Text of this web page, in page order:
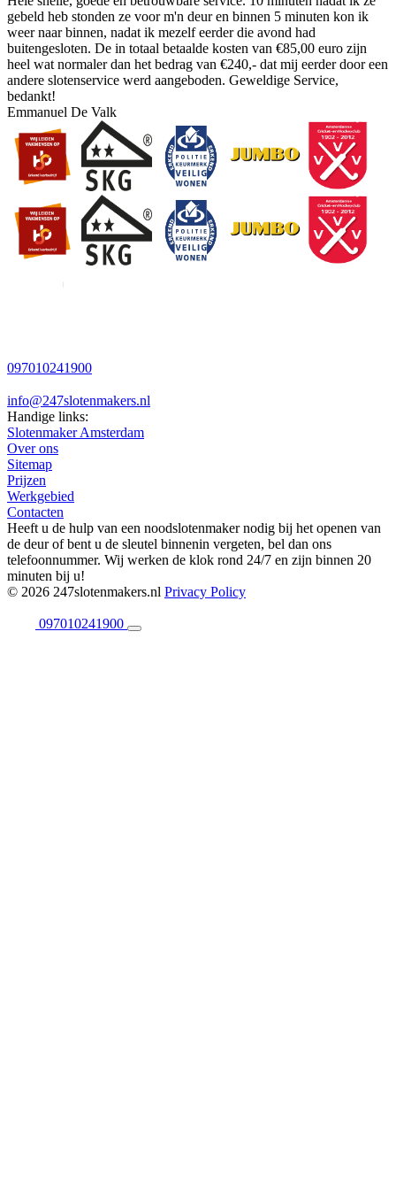
gebeld heb stonden ze voor m'n deur en binnen 5 minuten kon ik
weer naar binnen, nadat ik mezelf eerder die avond had
buitengesloten. De in totaal betaalde kosten van €85,00 euro zijn
heel wat normaler dan het bedrag van €240,- dat mij eerder door een
andere slotenservice werd aangeboden. Geweldige Service,
bedankt!
Emmanuel De Valk
097010241900
info@247slotenmakers.nl
Handige links:
Slotenmaker Amsterdam
Over ons
Sitemap
Prijzen
Werkgebied
Contacten
Heeft u de hulp van een noodslotenmaker nodig bij het openen van
de deur of bent u de sleutel binnenin vergeten, bel dan ons
telefoonnummer. Wij werken de klok rond 24/7 en zijn binnen 20
minuten bij u!
© 2026 247slotenmakers.nl Privacy Policy
097010241900